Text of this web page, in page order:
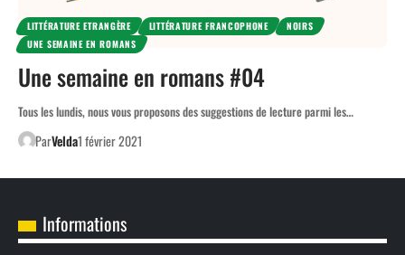
LITTÉRATURE ETRANGÈRE LITTÉRATURE FRANCOPHONE
NOIRS
UNE SEMAINE EN ROMANS
Une semaine en romans #04
Tous les lundis, nous vous proposons des suggestions de lecture parmi les…
ParVelda1 février 2021
Informations